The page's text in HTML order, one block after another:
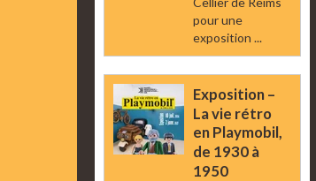
pour une
exposition ...
Exposition –
La vie rétro
en Playmobil,
de 1930 à
1950